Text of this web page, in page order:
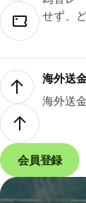
せず、
海外送
海外送
会員登録